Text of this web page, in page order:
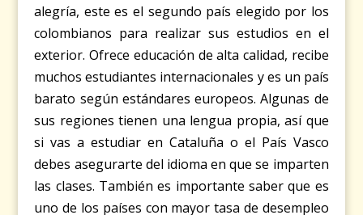
alegría, este es el segundo país elegido por los
colombianos para realizar sus estudios en el
exterior. Ofrece educación de alta calidad, recibe
muchos estudiantes internacionales y es un país
barato según estándares europeos. Algunas de
sus regiones tienen una lengua propia, así que
si vas a estudiar en Cataluña o el País Vasco
debes asegurarte del idioma en que se imparten
las clases. También es importante saber que es
uno de los países con mayor tasa de desempleo